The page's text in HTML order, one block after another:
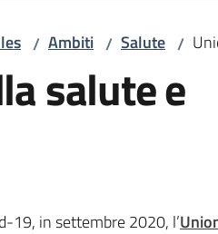
/ Ambiti / Salute /
salute e
19, in settembre 2020, l’